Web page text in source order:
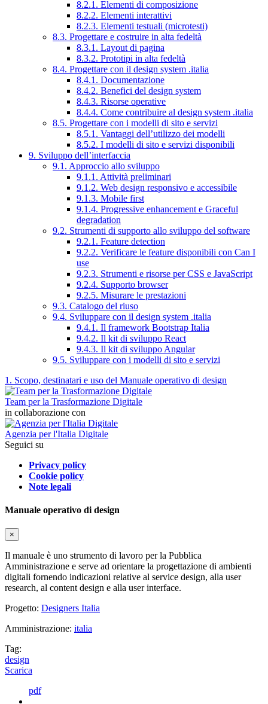
8.2.1. Elementi di composizione
8.2.2. Elementi interattivi
8.2.3. Elementi testuali (microtesti)
8.3. Progettare e costruire in alta fedeltà
8.3.1. Layout di pagina
8.3.2. Prototipi in alta fedeltà
8.4. Progettare con il design system .italia
8.4.1. Documentazione
8.4.2. Benefici del design system
8.4.3. Risorse operative
8.4.4. Come contribuire al design system .italia
8.5. Progettare con i modelli di sito e servizi
8.5.1. Vantaggi dell’utilizzo dei modelli
8.5.2. I modelli di sito e servizi disponibili
9. Sviluppo dell’interfaccia
9.1. Approccio allo sviluppo
9.1.1. Attività preliminari
9.1.2. Web design responsivo e accessibile
9.1.3. Mobile first
9.1.4. Progressive enhancement e Graceful
degradation
9.2. Strumenti di supporto allo sviluppo del software
9.2.1. Feature detection
9.2.2. Verificare le feature disponibili con Can I
use
9.2.3. Strumenti e risorse per CSS e JavaScript
9.2.4. Supporto browser
9.2.5. Misurare le prestazioni
9.3. Catalogo del riuso
9.4. Sviluppare con il design system .italia
9.4.1. Il framework Bootstrap Italia
9.4.2. Il kit di sviluppo React
9.4.3. Il kit di sviluppo Angular
9.5. Sviluppare con i modelli di sito e servizi
1. Scopo, destinatari e uso del Manuale operativo di design
Team per la Trasformazione Digitale
in collaborazione con
Agenzia per l'Italia Digitale
Seguici su
Privacy policy
Cookie policy
Note legali
Manuale operativo di design
×
Il manuale è uno strumento di lavoro per la Pubblica
Amministrazione e serve ad orientare la progettazione di ambienti
digitali fornendo indicazioni relative al service design, alla user
research, al content design e alla user interface.
Progetto: Designers Italia
Amministrazione: italia
Tag:
design
Scarica
pdf